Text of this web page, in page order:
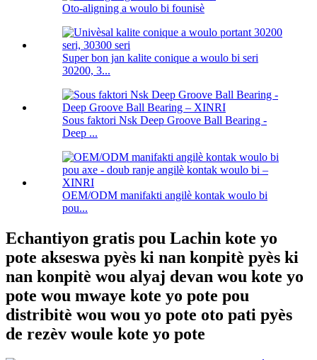
Oto-aligning a woulo bi founisè
Super bon jan kalite conique a woulo bi seri
30200, 3...
Sous faktori Nsk Deep Groove Ball Bearing -
Deep ...
OEM/ODM manifakti angilè kontak woulo bi
pou...
Echantiyon gratis pou Lachin kote yo
pote akseswa pyès ki nan konpitè pyès ki
nan konpitè wou alyaj devan wou kote yo
pote wou mwaye kote yo pote pou
distribitè wou wou yo pote oto pati pyès
de rezèv woule kote yo pote